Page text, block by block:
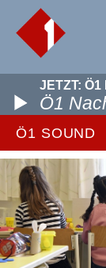
JETZT: Ö1
Ö1
Ö1 SOUND